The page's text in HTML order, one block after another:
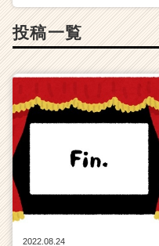
投稿一覧
2022.08.24